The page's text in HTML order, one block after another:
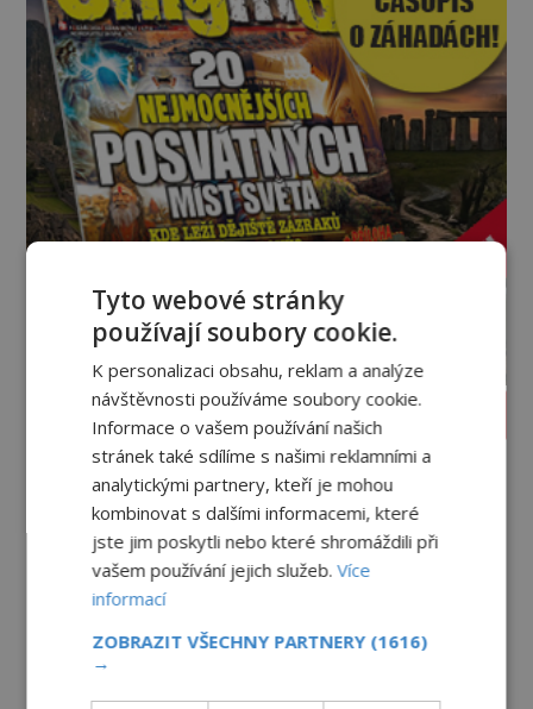
PROLISTOVAT ČASOPIS
Tyto webové stránky
používají soubory cookie.
K personalizaci obsahu, reklam a analýze
návštěvnosti používáme soubory cookie.
Informace o vašem používání našich
stránek také sdílíme s našimi reklamními a
analytickými partnery, kteří je mohou
kombinovat s dalšími informacemi, které
jste jim poskytli nebo které shromáždili při
vašem používání jejich služeb.Více
informací
ZOBRAZIT VŠECHNY PARTNERY (1616)
→